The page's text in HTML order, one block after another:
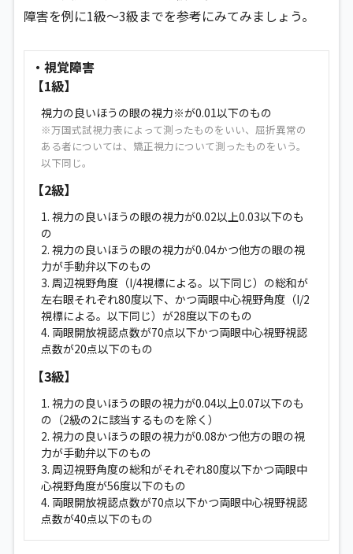
障害を例に1級〜3級までを参考にみてみましょう。
・視覚障害
【1級】
視力の良いほうの眼の視力※が0.01以下のもの
※万国式試視力表によって測ったものをいい、屈折異常の
ある者については、矯正視力について測ったものをいう。
以下同じ。
【2級】
1. 視力の良いほうの眼の視力が0.02以上0.03以下のも
の
2. 視力の良いほうの眼の視力が0.04かつ他方の眼の視
力が手動弁以下のもの
3. 周辺視野角度（I/4視標による。以下同じ）の総和が
左右眼それぞれ80度以下、かつ両眼中心視野角度（I/2
視標による。以下同じ）が28度以下のもの
4. 両眼開放視認点数が70点以下かつ両眼中心視野視認
点数が20点以下のもの
【3級】
1. 視力の良いほうの眼の視力が0.04以上0.07以下のも
の（2級の2に該当するものを除く）
2. 視力の良いほうの眼の視力が0.08かつ他方の眼の視
力が手動弁以下のもの
3. 周辺視野角度の総和がそれぞれ80度以下かつ両眼中
心視野角度が56度以下のもの
4. 両眼開放視認点数が70点以下かつ両眼中心視野視認
点数が40点以下のもの